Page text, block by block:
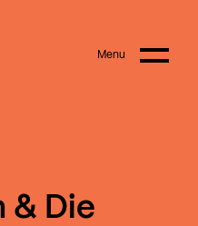
Menu
& Die